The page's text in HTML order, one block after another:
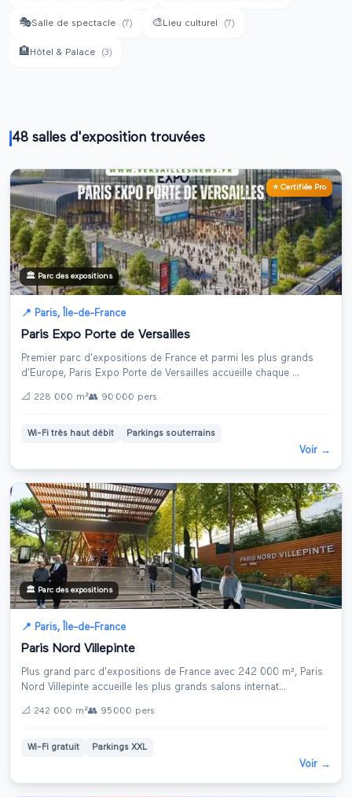
🎭Salle de spectacle (7) 🎨 Lieu culturel (7)
🏨 Hôtel & Palace (3)
48 salles d'exposition trouvées
⭐ Certifiée Pro
🏛️ Parc des expositions
📍 Paris, Île-de-France
Paris Expo Porte de Versailles
Premier parc d'expositions de France et parmi les plus grands
d'Europe, Paris Expo Porte de Versailles accueille chaque ...
📐 228 000 m²👥 90 000 pers.
Wi-Fi très haut débit Parkings souterrains
Voir →
🏛️ Parc des expositions
📍 Paris, Île-de-France
Paris Nord Villepinte
Plus grand parc d'expositions de France avec 242 000 m², Paris
Nord Villepinte accueille les plus grands salons internat...
📐 242 000 m²👥 95 000 pers.
Wi-Fi gratuit Parkings XXL
Voir →